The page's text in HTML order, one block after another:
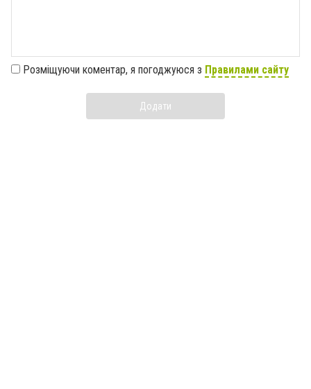
Розміщуючи коментар, я погоджуюся з Правилами сайту
Додати